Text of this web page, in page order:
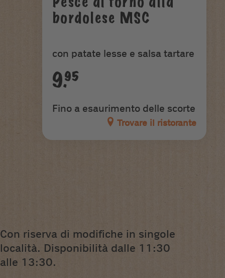
bordolese MSC
con patate lesse e salsa tartare
9.95
Fino a esaurimento delle scorte
Trovare il ristorante
Con riserva di modifiche in singole
località. Disponibilità dalle 11:30
alle 13:30.